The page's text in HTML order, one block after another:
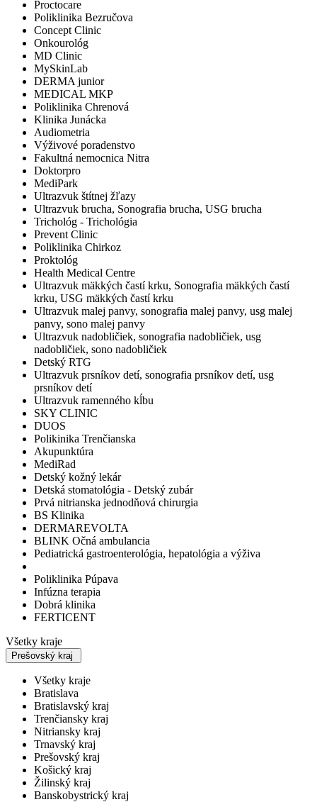
Proctocare
Poliklinika Bezručova
Concept Clinic
Onkourológ
MD Clinic
MySkinLab
DERMA junior
MEDICAL MKP
Poliklinika Chrenová
Klinika Junácka
Audiometria
Výživové poradenstvo
Fakultná nemocnica Nitra
Doktorpro
MediPark
Ultrazvuk štítnej žľazy
Ultrazvuk brucha, Sonografia brucha, USG brucha
Trichológ - Trichológia
Prevent Clinic
Poliklinika Chirkoz
Proktológ
Health Medical Centre
Ultrazvuk mäkkých častí krku, Sonografia mäkkých častí
krku, USG mäkkých častí krku
Ultrazvuk malej panvy, sonografia malej panvy, usg malej
panvy, sono malej panvy
Ultrazvuk nadobličiek, sonografia nadobličiek, usg
nadobličiek, sono nadobličiek
Detský RTG
Ultrazvuk prsníkov detí, sonografia prsníkov detí, usg
prsníkov detí
Ultrazvuk ramenného kĺbu
SKY CLINIC
DUOS
Polikinika Trenčianska
Akupunktúra
MediRad
Detský kožný lekár
Detská stomatológia - Detský zubár
Prvá nitrianska jednodňová chirurgia
BS Klinika
DERMAREVOLTA
BLINK Očná ambulancia
Pediatrická gastroenterológia, hepatológia a výživa
Poliklinika Púpava
Infúzna terapia
Dobrá klinika
FERTICENT
Všetky kraje
Prešovský kraj
Všetky kraje
Bratislava
Bratislavský kraj
Trenčiansky kraj
Nitriansky kraj
Trnavský kraj
Prešovský kraj
Košický kraj
Žilinský kraj
Banskobystrický kraj